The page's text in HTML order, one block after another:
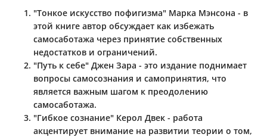
"Тонкое искусство пофигизма" Марка Мэнсона - в
этой книге автор обсуждает как избежать
самосаботажа через принятие собственных
недостатков и ограничений.
"Путь к себе" Джен Зара - это издание поднимает
вопросы самосознания и самопринятия, что
является важным шагом к преодолению
самосаботажа.
"Гибкое сознание" Керол Двек - работа
акцентирует внимание на развитии теории о том,